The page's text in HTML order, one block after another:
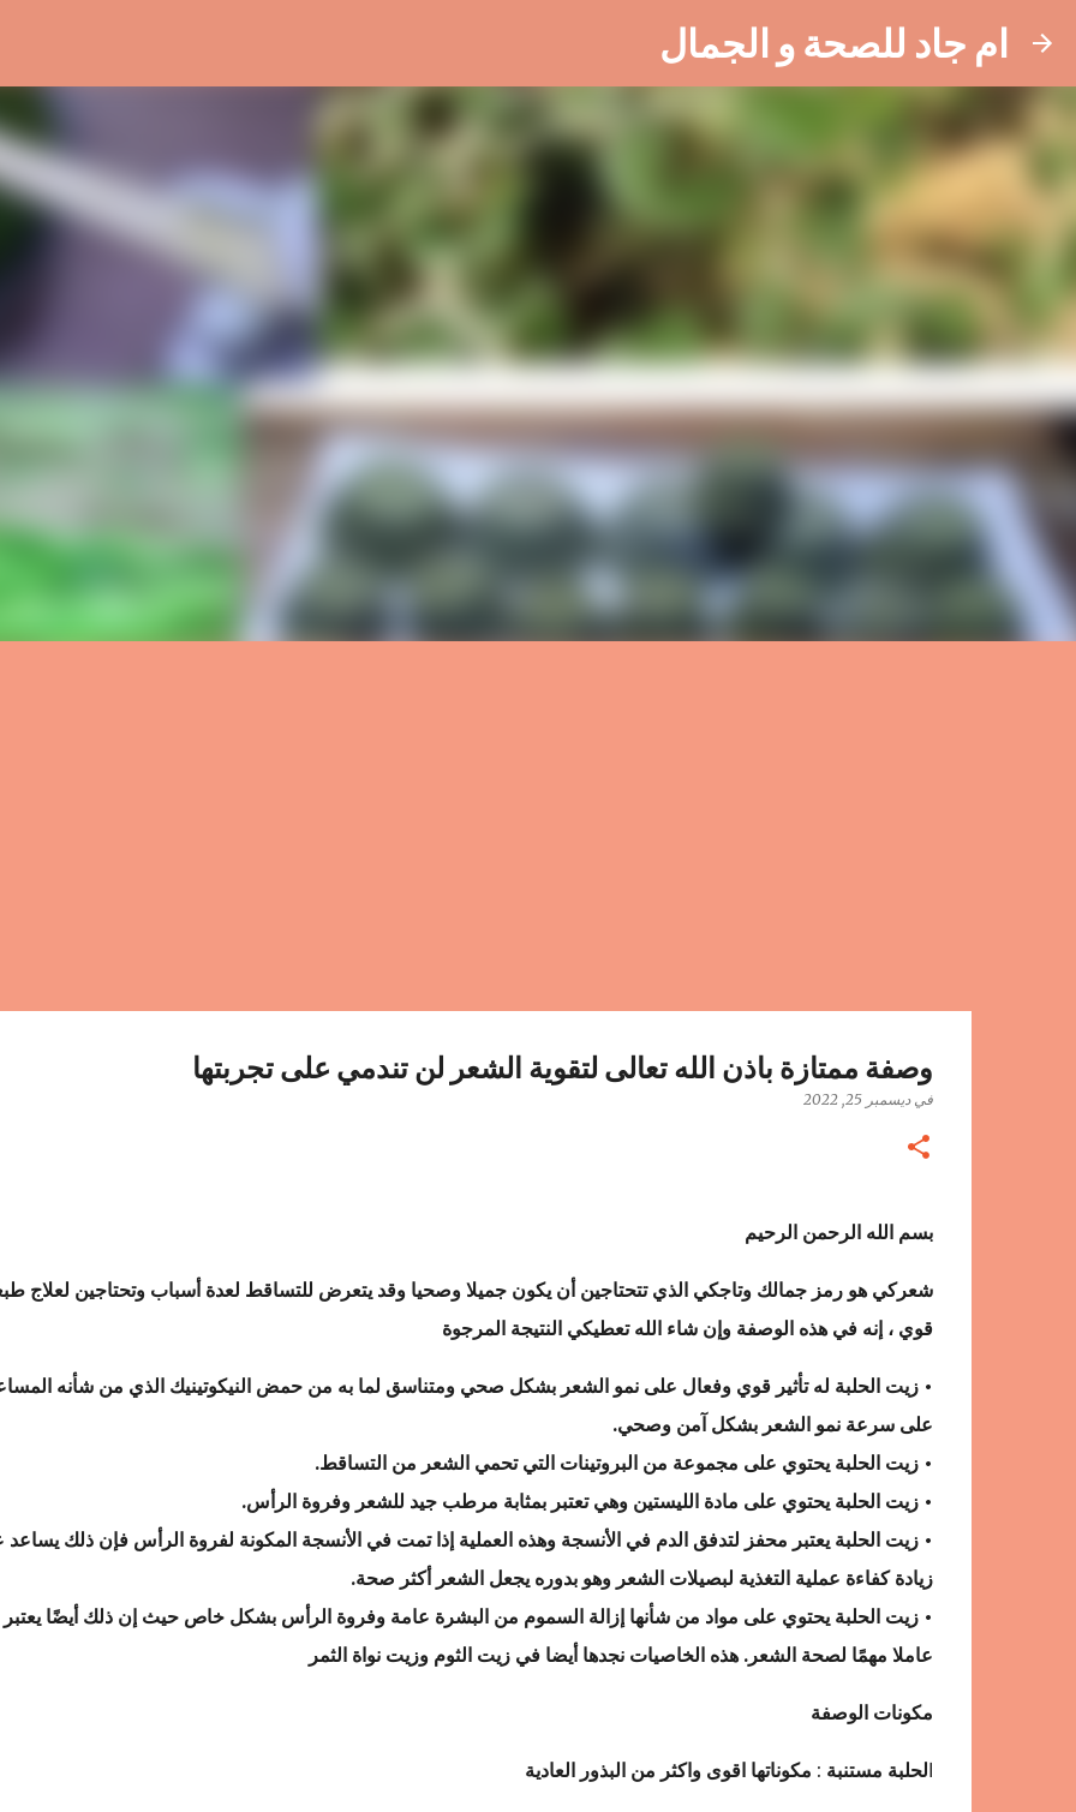
ام جاد للصحة و الجمال
وصفة ممتازة باذن الله تعالى لتقوية الشعر لن تندمي على تجربتها
فيديسمبر 25, 2022
بسم الله الرحمن الرحيم
شعركي هو رمز جمالك وتاجكي الذي تتحتاجين أن يكون جميلا وصحيا وقد يتعرض للتساقط لعدة أسباب وتحتاجين لعلاج
قوي ، إنه في هذه الوصفة وإن شاء الله تعطيكي النتيجة المرجوة
• زيت الحلبة له تأثير قوي وفعال على نمو الشعر بشكل صحي ومتناسق لما به من حمض النيكوتينيك الذي من شأنه
على سرعة نمو الشعر بشكل آمن وصحي.
• زيت الحلبة يحتوي على مجموعة من البروتينات التي تحمي الشعر من التساقط.
• زيت الحلبة يحتوي على مادة الليستين وهي تعتبر بمثابة مرطب جيد للشعر وفروة الرأس.
• زيت الحلبة يعتبر محفز لتدفق الدم في الأنسجة وهذه العملية إذا تمت في الأنسجة المكونة لفروة الرأس فإن ذلك يساعد
زيادة كفاءة عملية التغذية لبصيلات الشعر وهو بدوره يجعل الشعر أكثر صحة.
• زيت الحلبة يحتوي على مواد من شأنها إزالة السموم من البشرة عامة وفروة الرأس بشكل خاص حيث إن ذلك أيضًا يعتبر
عاملا مهمًا لصحة الشعر. هذه الخاصيات نجدها أيضا في زيت الثوم وزيت نواة الثمر
مكونات الوصفة
الحلبة مستنبة : مكوناتها اقوى واكثر من البذور العادية